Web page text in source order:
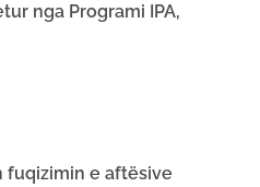
nga Programi IPA,
fuqizimin e aftësive